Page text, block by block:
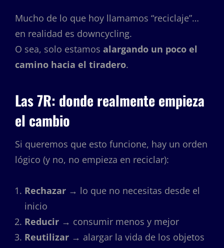
Mucho de lo que hoy llamamos “reciclaje”…
en realidad es downcycling.
O sea, solo estamos alargando un poco el
camino hacia el tiradero.
Las 7R: donde realmente empieza
el cambio
Si queremos que esto funcione, hay un orden
lógico (y no, no empieza en reciclar):
Rechazar→ lo que no necesitas desde el
inicio
Reducir→ consumir menos y mejor
Reutilizar→ alargar la vida de los objetos